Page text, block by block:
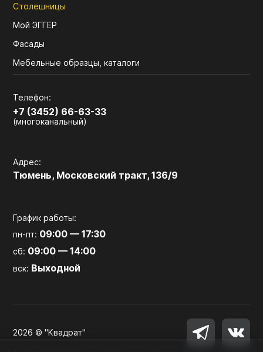
Столешницы
Мой ЭГГЕР
Фасады
Мебельные образцы, каталоги
Телефон:
+7 (3452) 66-63-33
(многоканальный)
Адрес:
Тюмень, Московский тракт, 136/9
График работы:
пн-пт: 09:00 — 17:30
сб: 09:00 — 14:00
вск: Выходной
2026 © "Квадрат"